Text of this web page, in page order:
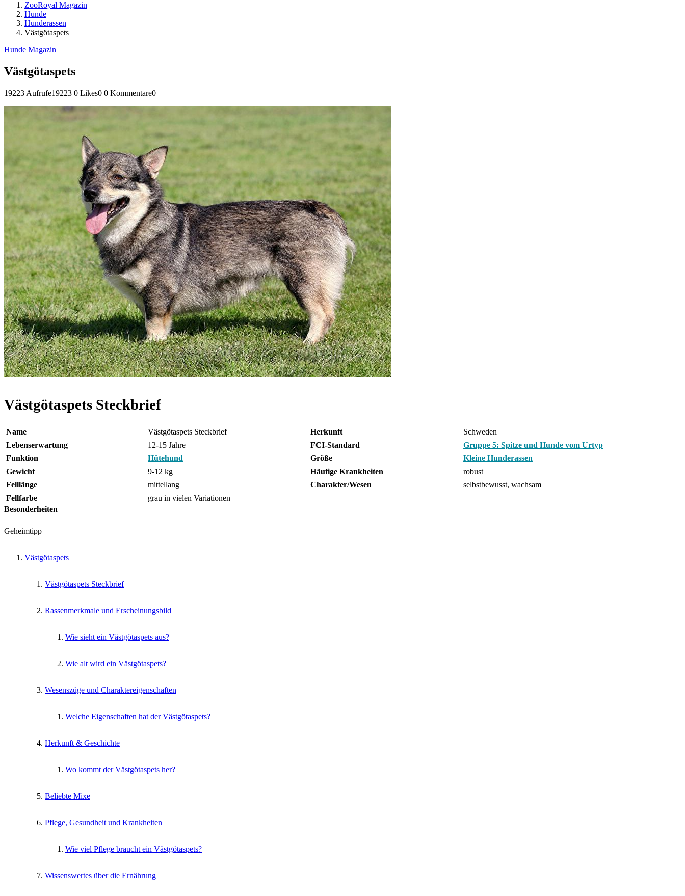
ZooRoyal Magazin
Hunde
Hunderassen
Västgötaspets
Hunde Magazin
Västgötaspets
19223 Aufrufe19223 0 Likes0 0 Kommentare0
Västgötaspets Steckbrief
Name Västgötaspets Steckbrief Herkunft
Schweden
Lebenserwartung
12-15 Jahre FCI-Standard
Gruppe 5: Spitze und Hunde vom Urtyp
Funktion
Hütehund Größe
Kleine Hunderassen
Gewicht
9-12 kg Häufige Krankheiten
robust
Felllänge
mittellang Charakter/Wesen
selbstbewusst, wachsam
Fellfarbe
grau in vielen Variationen
Besonderheiten
Geheimtipp
Västgötaspets
Västgötaspets Steckbrief
Rassenmerkmale und Erscheinungsbild
Wie sieht ein Västgötaspets aus?
Wie alt wird ein Västgötaspets?
Wesenszüge und Charaktereigenschaften
Welche Eigenschaften hat der Västgötaspets?
Herkunft & Geschichte
Wo kommt der Västgötaspets her?
Beliebte Mixe
Pflege, Gesundheit und Krankheiten
Wie viel Pflege braucht ein Västgötaspets?
Wissenswertes über die Ernährung